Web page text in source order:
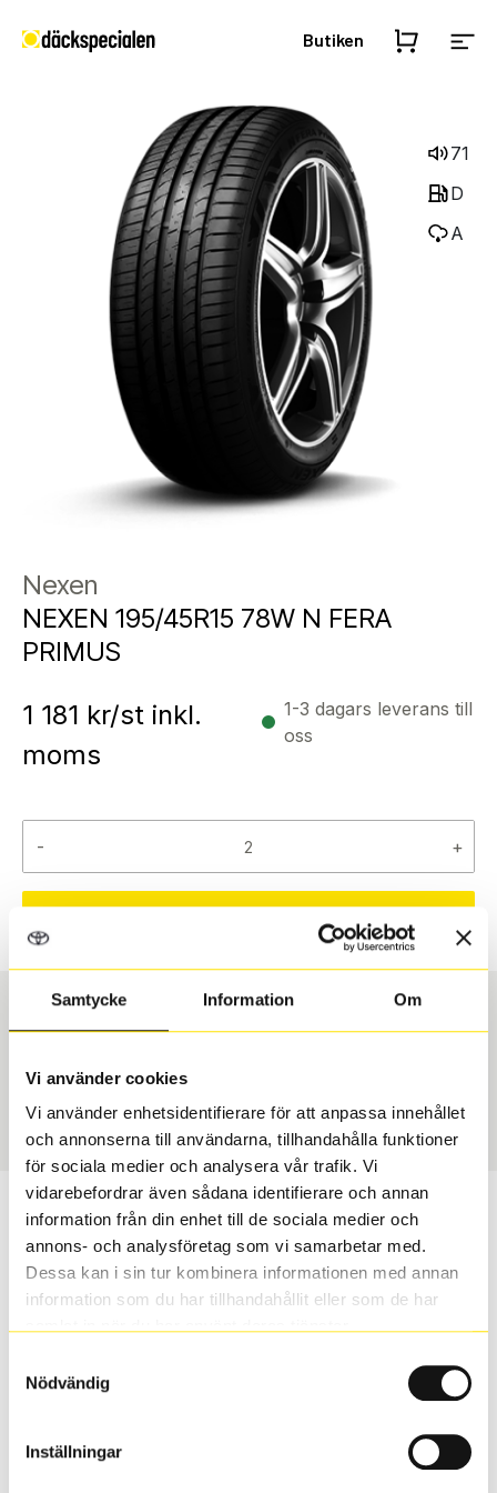
Samtycke Information Om
Vi använder cookies
Vi använder enhetsidentifierare för att anpassa innehållet
och annonserna till användarna, tillhandahålla funktioner
för sociala medier och analysera vår trafik. Vi
vidarebefordrar även sådana identifierare och annan
information från din enhet till de sociala medier och
annons- och analysföretag som vi samarbetar med.
Dessa kan i sin tur kombinera informationen med annan
information som du har tillhandahållit eller som de har
Nödvändig
Inställningar
Butiken
71
D
A
Nexen
NEXEN 195/45R15 78W N FERA
PRIMUS
1 181 kr/st inkl.
moms
1-3 dagars leverans till
oss
- +
Däcktyp Däckstorlek
Art nummer
1422
Passar detta däck min bil?
Ange registreringsnummer för att se om det däck du
valt passar din bilmodell. Om du köper däck som skall
Ibland kan fälgen ha bytts ut under årens lopp och
inte vara samma dimension som bilen hade ut från